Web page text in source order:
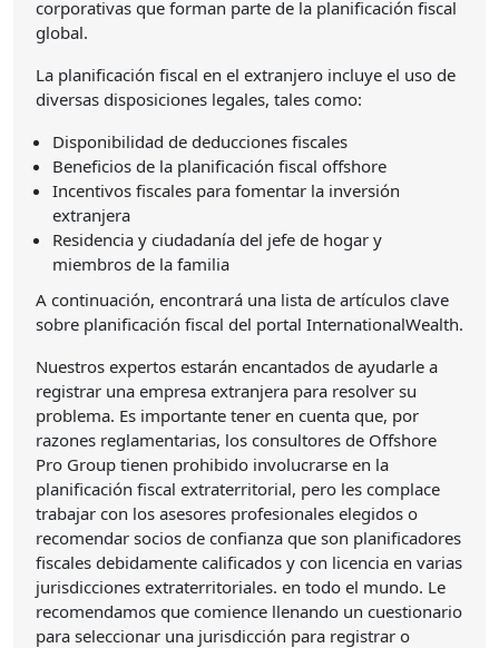
corporativas que forman parte de la planificación fiscal
global.
La planificación fiscal en el extranjero incluye el uso de
diversas disposiciones legales, tales como:
Disponibilidad de deducciones fiscales
Beneficios de la planificación fiscal offshore
Incentivos fiscales para fomentar la inversión
extranjera
Residencia y ciudadanía del jefe de hogar y
miembros de la familia
A continuación, encontrará una lista de artículos clave
sobre planificación fiscal del portal InternationalWealth.
Nuestros expertos estarán encantados de ayudarle a
registrar una empresa extranjera para resolver su
problema. Es importante tener en cuenta que, por
razones reglamentarias, los consultores de Offshore
Pro Group tienen prohibido involucrarse en la
planificación fiscal extraterritorial, pero les complace
trabajar con los asesores profesionales elegidos o
recomendar socios de confianza que son planificadores
fiscales debidamente calificados y con licencia en varias
jurisdicciones extraterritoriales. en todo el mundo. Le
recomendamos que comience llenando un cuestionario
para seleccionar una jurisdicción para registrar o